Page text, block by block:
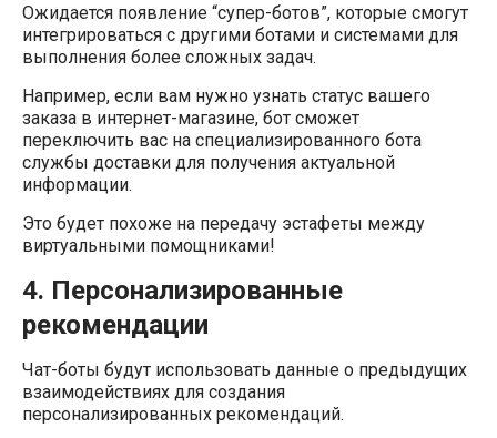
Ожидается появление “супер-ботов”, которые смогут
интегрироваться с другими ботами и системами для
выполнения более сложных задач.
Например, если вам нужно узнать статус вашего
заказа в интернет-магазине, бот сможет
переключить вас на специализированного бота
службы доставки для получения актуальной
информации.
Это будет похоже на передачу эстафеты между
виртуальными помощниками!
4. Персонализированные
рекомендации
Чат-боты будут использовать данные о предыдущих
взаимодействиях для создания
персонализированных рекомендаций.